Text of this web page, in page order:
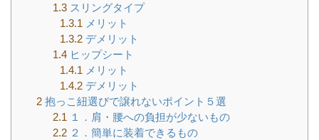
1.3スリングタイプ
1.3.1 メリット
1.3.2 デメリット
1.4ヒップシート
1.4.1 メリット
1.4.2 デメリット
2 抱っこ紐選びで譲れないポイント５選
2.1 １．肩・腰への負担が少ないもの
2.2２．簡単に装着できるもの